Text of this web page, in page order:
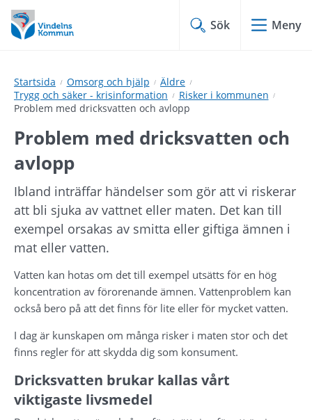
Hoppa
till
innehåll
Hoppa
till
undermeny
Sök Meny
Startsida Omsorg och hjälp
Äldre
Trygg och säker - krisinformation
Risker i kommunen
Problem med dricksvatten och avlopp
Problem med dricksvatten och
avlopp
Ibland inträffar händelser som gör att vi riskerar
att bli sjuka av vattnet eller maten. Det kan till
exempel orsakas av smitta eller giftiga ämnen i
mat eller vatten.
Vatten kan hotas om det till exempel utsätts för en hög
koncentration av förorenande ämnen. Vattenproblem kan
också bero på att det finns för lite eller för mycket vatten.
I dag är kunskapen om många risker i maten stor och det
finns regler för att skydda dig som konsument.
Dricksvatten brukar kallas vårt
viktigaste livsmedel